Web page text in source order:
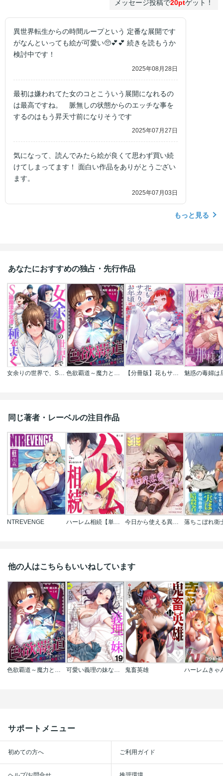
メッセージ投稿で20ptゲット！
異世界転生からの時間ループという 定番な展開です
がなんといっても絵が可愛い🥺💕︎💕︎ 続きを読もうか
検討中です！
2025年08月28日
最初は嫌われてた女のコとこういう展開になれるの
は最高ですね。 脈無しの状態からのエッチな事を
するのはもう昇天寸前になりそうです
2025年07月27日
気になって、読んでみたら絵が良くて思わず買い続
けてしまってます！ 面白い作品をありがとうござい
ます。
2025年07月03日
もっと見る
あなたにおすすめの独占・先行作品
女余りの世界で、S級魔法少女達に種をまく【フルカラー】 色欲覇道～魔力と精力ツヨツヨなので24時間無双します～ 【分冊版】花もサカりのお年頃
同じ著者・レーベルの注目作品
NTREVENGE ハーレム相続【単話】 今日から使える異世界恋愛マニュアル
他の人はこちらもいいねしています
色欲覇道～魔力と精力ツヨツヨなので24時間無双します～ 可愛い義理の妹なんて､本当は面倒なだけなんだが(分冊版) 鬼畜英雄
サポートメニュー
初めての方へ ご利用ガイド